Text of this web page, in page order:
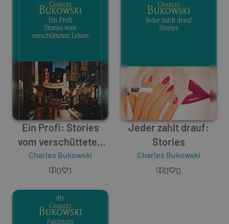
Ein Profi: Stories
vom verschütteten
Leben
Charles Bukowski
0 1
Jeder zahlt drauf:
Stories
Charles Bukowski
0 0